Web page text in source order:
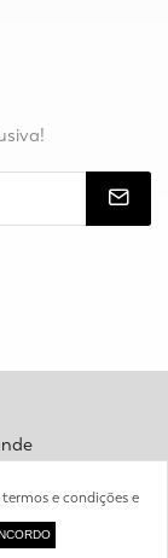
e condições e